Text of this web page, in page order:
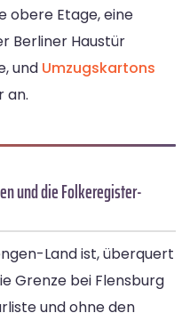
obere Etage, eine
Berliner Haustür
und Umzugskartons
an.
und die Folkeregister-
Land ist, überquert
Grenze bei Flensburg
und ohne den